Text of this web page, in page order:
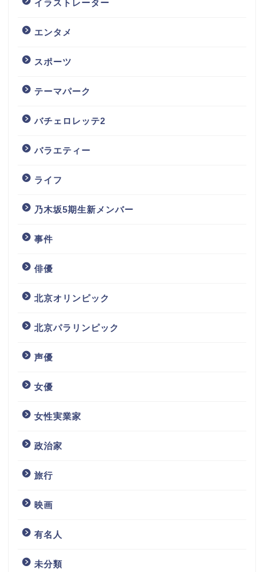
イラストレーター
エンタメ
スポーツ
テーマパーク
バチェロレッテ2
バラエティー
ライフ
乃木坂5期生新メンバー
事件
俳優
北京オリンピック
北京パラリンピック
声優
女優
女性実業家
政治家
旅行
映画
有名人
未分類